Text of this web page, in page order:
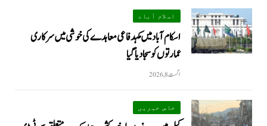
اسلام آباد
اسکام آباد میں مکہدفاعی معاہدے کی خوشی میں سرکاری
عمارتوں کو سجا دیا گیا
اگست 8, 2026
خاص خبریں